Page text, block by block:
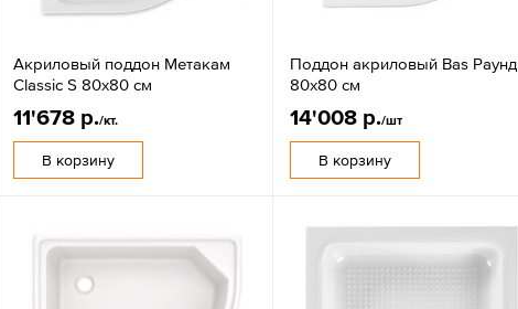
Акриловый поддон Метакам
Classic S 80х80 см
11'678 р./кт.
В корзину
Поддон акриловый Bas Раунд
80х80 см
14'008 р./шт
В корзину